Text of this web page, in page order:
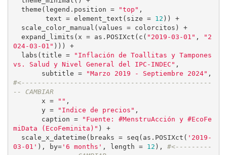
  theme(legend.position =
"top" ,
        text = element_text(size =
12 )) +
  expand_limits(x = as.POSIXct(c(
"2019-03-01" ,
"2
024-03-01" ))) +
  labs(title =
"Inflación de Toallitas y Tampones
vs. Salud y Nivel General del IPC-INDEC" ,
       subtitle =
"Marzo 2019 - Septiembre 2024"
#<-----------------------------------------------
-- CAMBIAR
       x =
"" ,
       y =
"Indice de precios" ,
       caption =
"Fuente: #MenstruAcción y #EcoFe
miData (EcoFeminita)" ) +
  scale_x_datetime(breaks = seq(as.POSIXct(
'2019-
03-01' ), by='6 months' , length = 12 ), #<---------